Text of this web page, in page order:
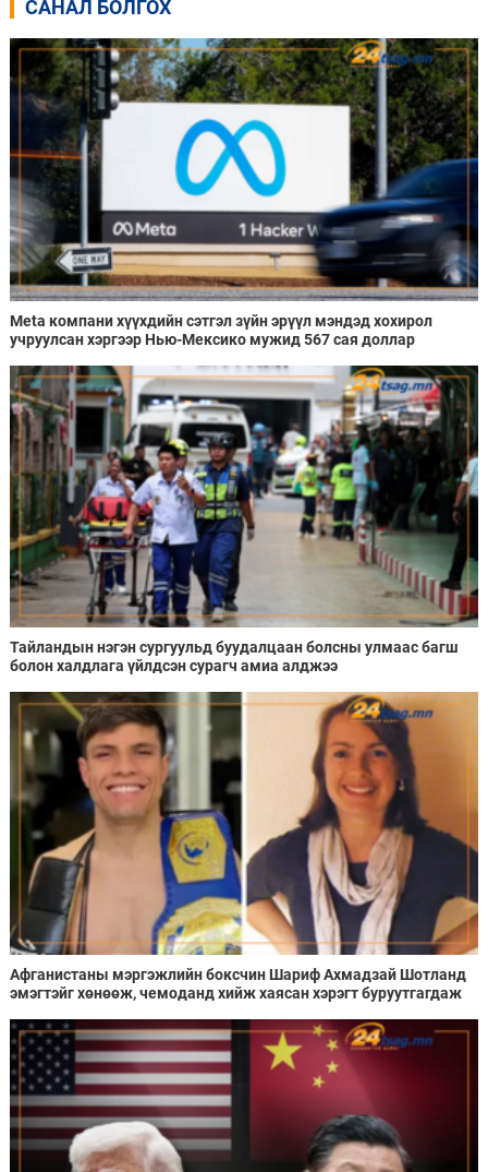
САНАЛ БОЛГОХ
Meta компани хүүхдийн сэтгэл зүйн эрүүл мэндэд хохирол
учруулсан хэргээр Нью-Мексико мужид 567 сая доллар
Тайландын нэгэн сургуульд буудалцаан болсны улмаас багш
болон халдлага үйлдсэн сурагч амиа алджээ
Афганистаны мэргэжлийн боксчин Шариф Ахмадзай Шотланд
эмэгтэйг хөнөөж, чемоданд хийж хаясан хэрэгт буруутгагдаж